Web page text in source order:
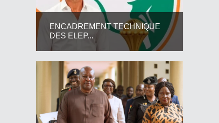
ENCADREMENT TECHNIQUE
DES ELEP...